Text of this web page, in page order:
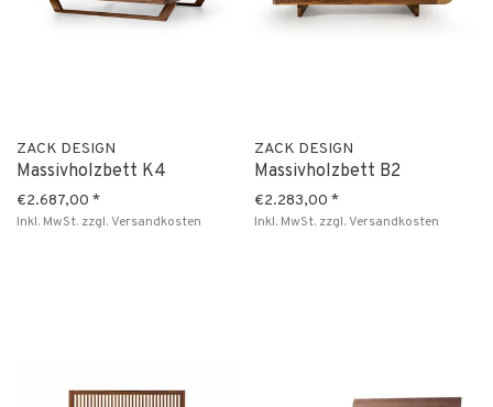
ZACK DESIGN
Massivholzbett K4
€2.687,00 *
Inkl. MwSt. zzgl.Versandkosten
ZACK DESIGN
Massivholzbett B2
€2.283,00 *
Inkl. MwSt. zzgl.Versandkosten